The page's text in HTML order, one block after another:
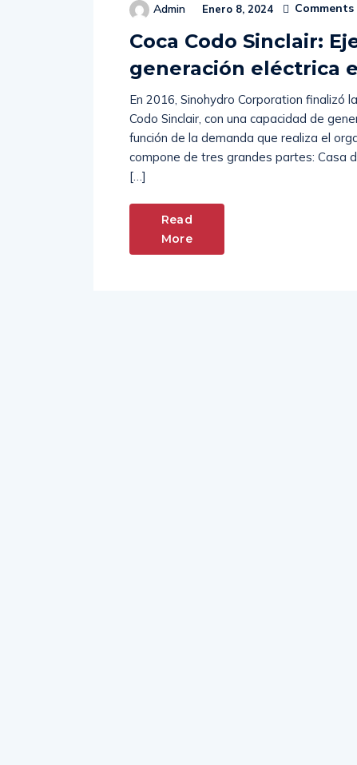
Admin Enero 8, 2024 Comments
Coca Codo Sinclair:
generación eléctrica
En 2016, Sinohydro Corporation finalizó
Codo Sinclair, con una capacidad de
función de la demanda que realiza el
compone de tres grandes partes: Casa
[…]
Read
More